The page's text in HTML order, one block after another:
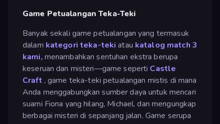
Game Petualangan Teka-Teki
Banyak sekali game petualangan yang termasuk
dalam kategori teka-teki atau katalog match 3
kami, menambahkan sentuhan ekstra berupa
keseruan dan misteri—game seperti Castle
Craft , game teka-teki petualangan mistis di mana
Anda menggabungkan sumber daya untuk mencari
suami Fiona yang hilang, Michael, dan mengungkap
berbagai misteri di sepanjang jalan. Game serupa